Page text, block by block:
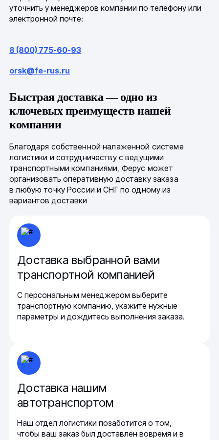
уточнить у менеджеров компании по телефону или
электронной почте:
8 (800) 775-60-93
orsk@fe-rus.ru
Быстрая доставка — одно из
ключевых преимуществ нашей
компании
Благодаря собственной налаженной системе
логистики и сотрудничеству с ведущими
транспортными компаниями, Ферус может
организовать оперативную доставку заказа
в любую точку России и СНГ по одному из
вариантов доставки
Доставка выбранной вами
транспортной компанией
С персональным менеджером выберите
транспортную компанию, укажите нужные
параметры и дождитесь выполнения заказа.
Доставка нашим
автотранспортом
Наш отдел логистики позаботится о том,
чтобы ваш заказ был доставлен вовремя и в